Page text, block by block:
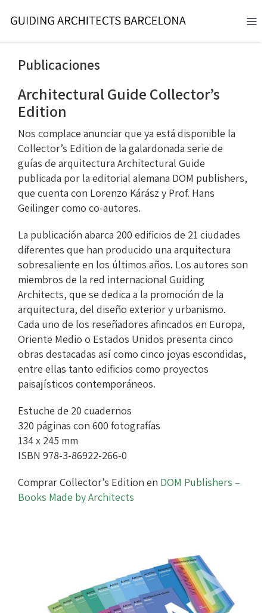
BARCELONA 2026
TOURS
SERVICIOS
NOTICIAS
NOSOTROS
CONTACTO
ES
Publicaciones
Architectural Guide Collector’s
Edition
Nos complace anunciar que ya está disponible la
Collector’s Edition de la galardonada serie de
guías de arquitectura Architectural Guide
publicada por la editorial alemana DOM publishers,
que cuenta con Lorenzo Kárász y Prof. Hans
Geilinger como co-autores.
La publicación abarca 200 edificios de 21 ciudades
diferentes que han producido una arquitectura
sobresaliente en los últimos años. Los autores son
miembros de la red internacional Guiding
Architects, que se dedica a la promoción de la
arquitectura, del diseño exterior y urbanismo.
Cada uno de los reseñadores afincados en Europa,
Oriente Medio o Estados Unidos presenta cinco
obras destacadas así como cinco joyas escondidas,
entre ellas tanto edificios como proyectos
paisajísticos contemporáneos.
Estuche de 20 cuadernos
320 páginas con 600 fotografías
134 x 245 mm
ISBN 978-3-86922-266-0
Comprar Collector’s Edition en DOM Publishers –
Books Made by Architects